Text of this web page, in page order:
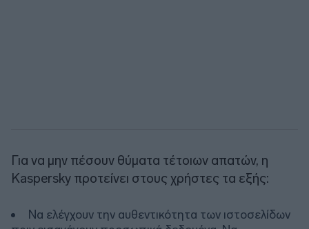
Για να μην πέσουν θύματα τέτοιων απατών, η
Kaspersky προτείνει στους χρήστες τα εξής:
Να ελέγχουν την αυθεντικότητα των ιστοσελίδων